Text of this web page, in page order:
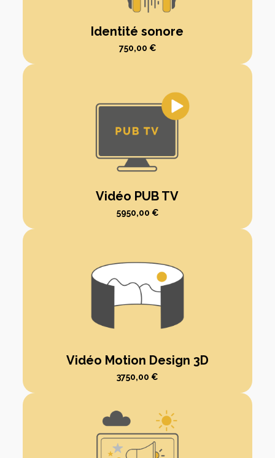
Identité sonore
750,00 €
Vidéo PUB TV
5950,00 €
Vidéo Motion Design 3D
3750,00 €